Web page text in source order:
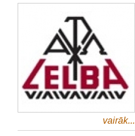
vairāk...